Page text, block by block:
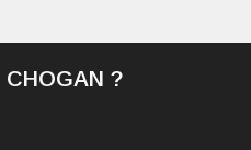
CHOGAN ?